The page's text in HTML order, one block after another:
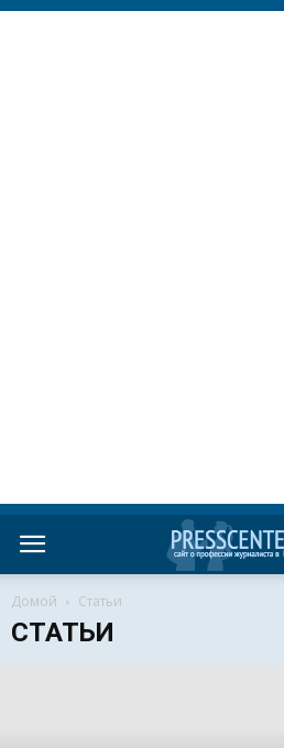
Домой Статьи
СТАТЬИ